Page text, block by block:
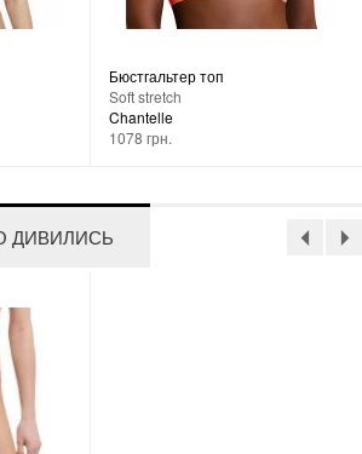
Бюстгальтер топ
Soft stretch
Chantelle
1078 грн.
ДИВИЛИСЬ